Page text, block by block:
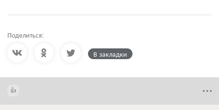
Поделиться:
В закладки